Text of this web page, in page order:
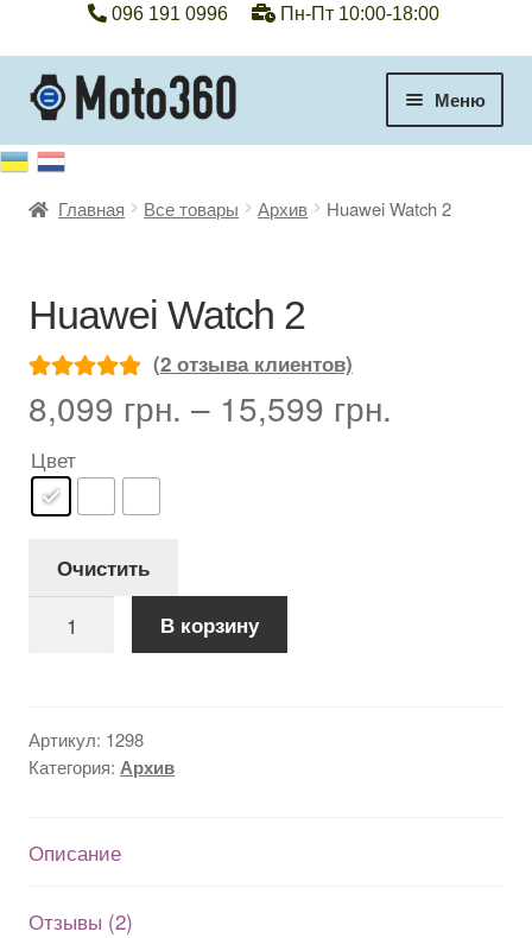
096 191 0996 Пн-Пт 10:00-18:00
Перейти
к
навигации
Перейти
к
содержимому
Меню
+38 096 191 0996
Категории
Контакты
Отзывы
Главная Все товары Архив Huawei Watch 2
Huawei Watch 2
Рейтинг5.00
из 5 на
основе
опроса
1
(2отзыва клиентов)
8,099 грн. – 15,599 грн.
Цвет
Очистить
товара
В корзину
Артикул: 1298
Категория: Архив
Описание
Отзывы (2)